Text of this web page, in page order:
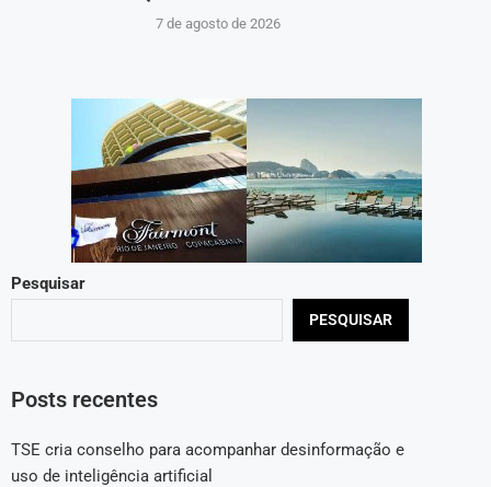
7 de agosto de 2026
Pesquisar
PESQUISAR
Posts recentes
TSE cria conselho para acompanhar desinformação e
uso de inteligência artificial